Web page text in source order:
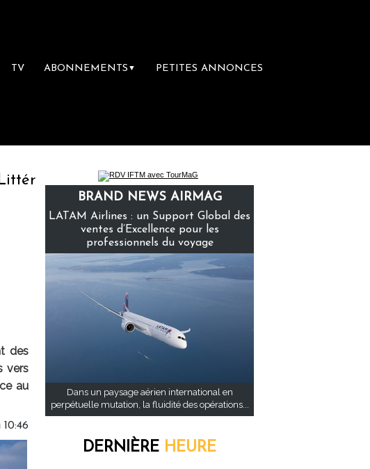
TV ABONNEMENTS ▼ PETITES ANNONCES
la première librairie du voyage
des
vers
au
BRAND NEWS AIRMAG
LATAM Airlines : un Support Global des
ventes d’Excellence pour les
professionnels du voyage
Dans un paysage aérien international en
perpétuelle mutation, la fluidité des opérations...
DERNIÈRE HEURE